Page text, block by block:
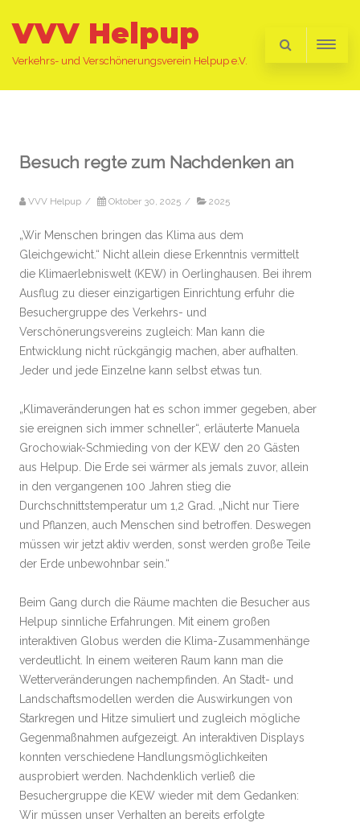
VVV Helpup
Verkehrs- und Verschönerungsverein Helpup e.V.
Besuch regte zum Nachdenken an
VVV Helpup / Oktober 30, 2025 / 2025
„Wir Menschen bringen das Klima aus dem
Gleichgewicht.“ Nicht allein diese Erkenntnis vermittelt
die Klimaerlebniswelt (KEW) in Oerlinghausen. Bei ihrem
Ausflug zu dieser einzigartigen Einrichtung erfuhr die
Besuchergruppe des Verkehrs- und
Verschönerungsvereins zugleich: Man kann die
Entwicklung nicht rückgängig machen, aber aufhalten.
Jeder und jede Einzelne kann selbst etwas tun.
„Klimaveränderungen hat es schon immer gegeben, aber
sie ereignen sich immer schneller“, erläuterte Manuela
Grochowiak-Schmieding von der KEW den 20 Gästen
aus Helpup. Die Erde sei wärmer als jemals zuvor, allein
in den vergangenen 100 Jahren stieg die
Durchschnittstemperatur um 1,2 Grad. „Nicht nur Tiere
und Pflanzen, auch Menschen sind betroffen. Deswegen
müssen wir jetzt aktiv werden, sonst werden große Teile
der Erde unbewohnbar sein.“
Beim Gang durch die Räume machten die Besucher aus
Helpup sinnliche Erfahrungen. Mit einem großen
interaktiven Globus werden die Klima-Zusammenhänge
verdeutlicht. In einem weiteren Raum kann man die
Wetterveränderungen nachempfinden. An Stadt- und
Landschaftsmodellen werden die Auswirkungen von
Starkregen und Hitze simuliert und zugleich mögliche
Gegenmaßnahmen aufgezeigt. An interaktiven Displays
konnten verschiedene Handlungsmöglichkeiten
ausprobiert werden. Nachdenklich verließ die
Besuchergruppe die KEW wieder mit dem Gedanken:
Wir müssen unser Verhalten an bereits erfolgte